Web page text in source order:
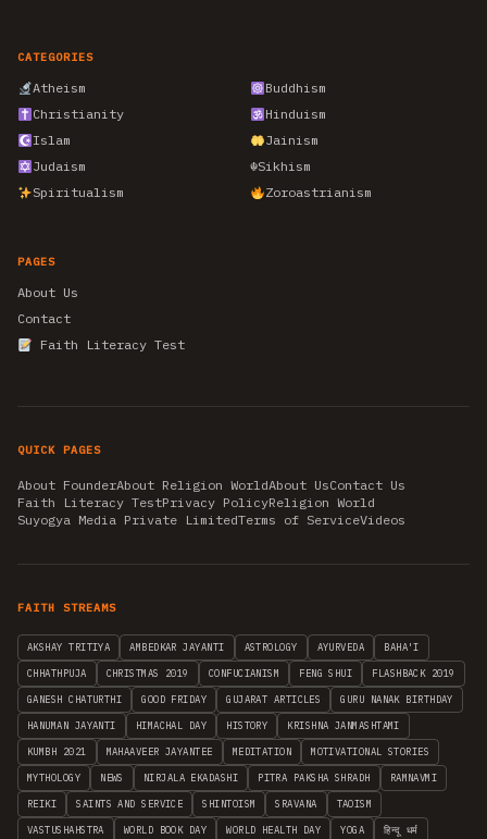
CATEGORIES
Atheism
Buddhism
Christianity
Hinduism
Islam
Jainism
Judaism
☬Sikhism
Spiritualism
Zoroastrianism
PAGES
About Us
Contact
Faith Literacy Test
QUICK PAGES
About FounderAbout Religion WorldAbout UsContact Us
Faith Literacy TestPrivacy PolicyReligion World
Suyogya Media Private LimitedTerms of ServiceVideos
FAITH STREAMS
AKSHAY TRITIYA AMBEDKAR JAYANTI ASTROLOGY AYURVEDA BAHA'I
CHHATHPUJA CHRISTMAS 2019 CONFUCIANISM FENG SHUI FLASHBACK 2019
GANESH CHATURTHI GOOD FRIDAY GUJARAT ARTICLES GURU NANAK BIRTHDAY
HANUMAN JAYANTI HIMACHAL DAY HISTORY KRISHNA JANMASHTAMI
KUMBH 2021 MAHAAVEER JAYANTEE MEDITATION MOTIVATIONAL STORIES
MYTHOLOGY NEWS NIRJALA EKADASHI PITRA PAKSHA SHRADH RAMNAVMI
REIKI SAINTS AND SERVICE SHINTOISM SRAVANA TAOISM
VASTUSHAHSTRA WORLD BOOK DAY WORLD HEALTH DAY YOGA हिन्दू धर्म